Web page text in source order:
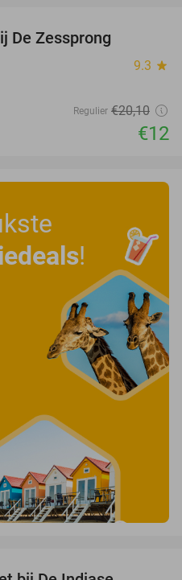
De Zessprong
9.3 star
Regulier €20,10
€12
!